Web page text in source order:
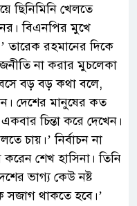
ছিনিমিনি খেলতে
বিএনপির মুখে
তারেক রহমানের দিকে
না করার মুচলেকা
বড় বড় কথা বলে,
দেশের মানুষের কত
চিন্তা করে দেখেন।
চায়।’ নির্বাচন না
শেখ হাসিনা। তিনি
ভাগ্য কেউ নষ্ট
সজাগ থাকতে হবে।’